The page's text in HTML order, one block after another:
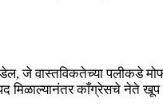
जे वास्तविकतेच्या पलीकडे
मिळाल्यानंतर काँग्रेसचे नेते